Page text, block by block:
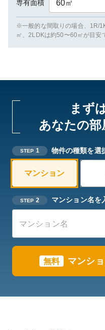
専有面積 60㎡
※一般的な間取りの場合、1R/
㎡、2LDKは約50〜60㎡が目安
まず
あなたの部
STEP 1 物件の種類を選
マンション
STEP 2 マンション名を
無料 マンシ